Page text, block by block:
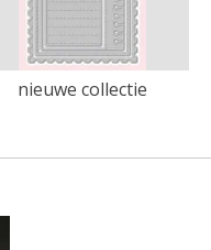
nieuwe collectie